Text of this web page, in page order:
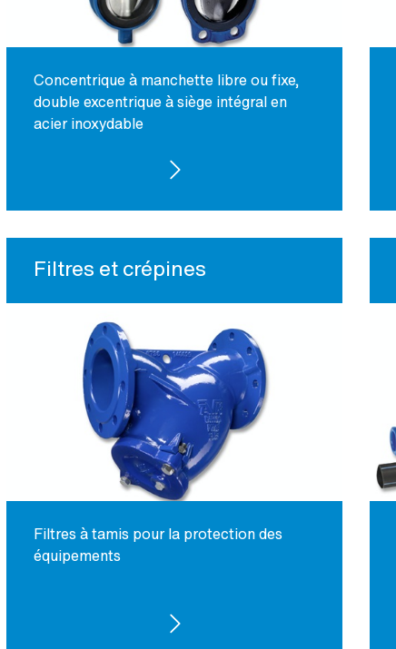
Concentrique à manchette libre ou fixe,
double excentrique à siège intégral en
acier inoxydable
VOIR LES PRODUITS
Filtres et crépines
Filtres à tamis pour la protection des
équipements
VOIR LES PRODUITS